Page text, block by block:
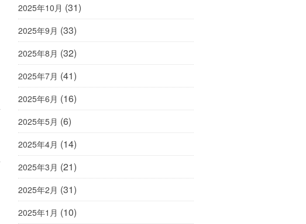
2025年10月 (31)
2025年9月 (33)
2025年8月 (32)
2025年7月 (41)
2025年6月 (16)
2025年5月 (6)
2025年4月 (14)
2025年3月 (21)
2025年2月 (31)
2025年1月 (10)